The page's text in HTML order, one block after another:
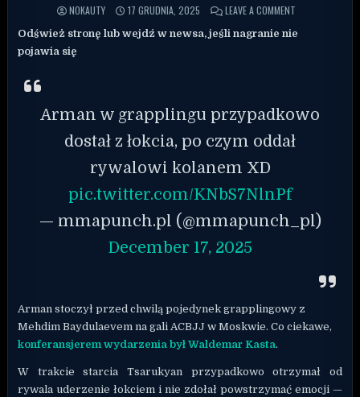
NOKAUTY 17 GRUDNIA, 2025 LEAVE A COMMENT
Odśwież stronę lub wejdź w newsa, jeśli nagranie nie
pojawia się
Arman w grapplingu przypadkowo
dostał z łokcia, po czym oddał
rywalowi kolanem XD
pic.twitter.com/KNbS7NlnPf
— mmapunch.pl (@mmapunch_pl)
December 17, 2025
Arman stoczył przed chwilą pojedynek grapplingowy z
Mehdim Baydulaevem na gali ACBJJ w Moskwie. Co ciekawe,
konferansjerem wydarzenia był Waldemar Kasta.
W trakcie starcia Tsarukyan przypadkowo otrzymał od
rywala uderzenie łokciem i nie zdołał powstrzymać emocji —